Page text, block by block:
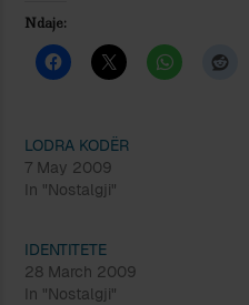
Ndaje:
LODRA KODËR
7 May 2009
In "Nostalgji"
IDENTITETE
28 March 2009
In "Nostalgji"